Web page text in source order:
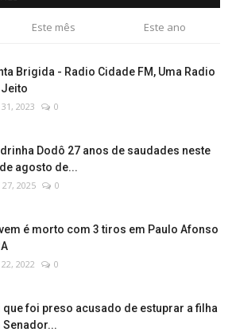
Este mês Este ano
Brigida - Radio Cidade FM, Uma Radio
Jeito
2023 0
Dodô 27 anos de saudades neste
agosto de...
2025 0
é morto com 3 tiros em Paulo Afonso
2022 0
que foi preso acusado de estuprar a filha
Senador...